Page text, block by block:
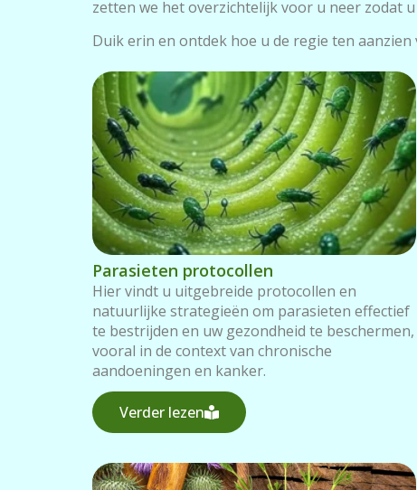
zetten we het overzichtelijk voor u neer zodat
Duik erin en ontdek hoe u de regie ten aanzien
Parasieten protocollen
Hier vindt u uitgebreide protocollen en
natuurlijke strategieën om parasieten effectief
te bestrijden en uw gezondheid te beschermen,
vooral in de context van chronische
aandoeningen en kanker.
Verder lezen